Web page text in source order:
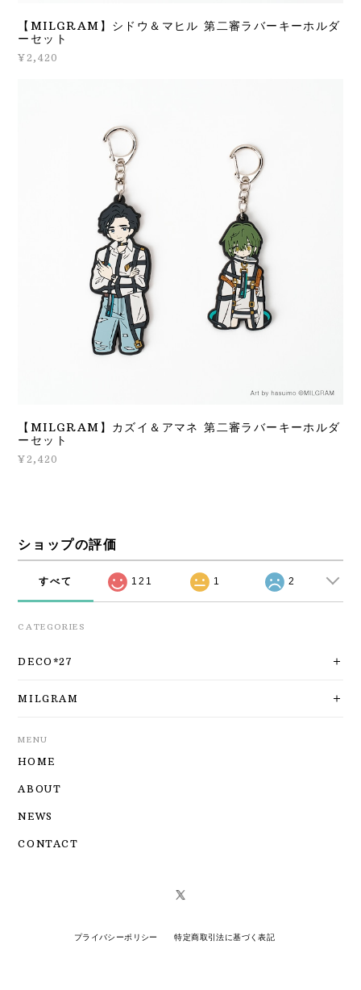
【MILGRAM】シドウ＆マヒル 第二審ラバーキーホルダ
ーセット
¥2,420
【MILGRAM】カズイ＆アマネ 第二審ラバーキーホルダ
ーセット
¥2,420
ショップの評価
すべて 121 1 2
CATEGORIES
DECO*27
MILGRAM
MENU
HOME
ABOUT
NEWS
CONTACT
プライバシーポリシー 特定商取引法に基づく表記